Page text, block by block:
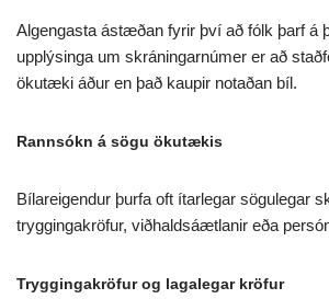
Algengasta ástæðan fyrir því að fólk þarf á
upplýsinga um skráningarnúmer er að
ökutæki áður en það kaupir notaðan bíl.
Rannsókn á sögu ökutækis
Bílareigendur þurfa oft ítarlegar sögulegar
tryggingakröfur, viðhaldsáætlanir eða
Tryggingakröfur og lagalegar kröfur